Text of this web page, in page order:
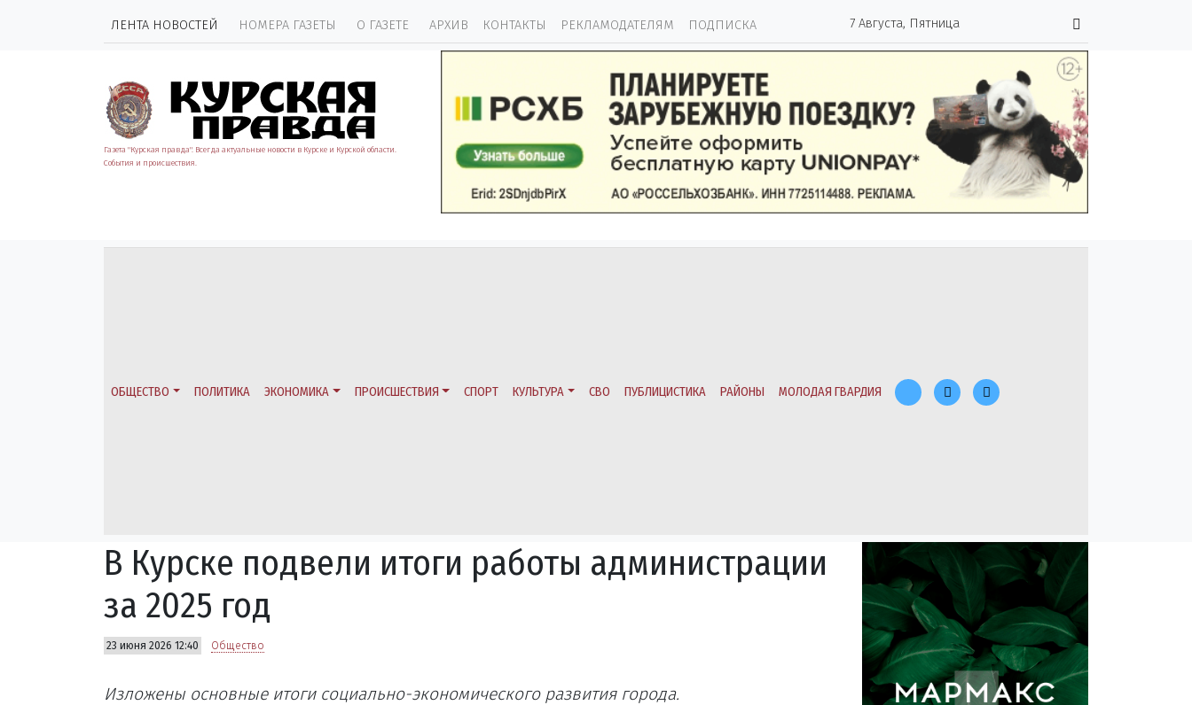
ЛЕНТА НОВОСТЕЙ НОМЕРА ГАЗЕТЫ О ГАЗЕТЕ АРХИВ КОНТАКТЫ РЕКЛАМОДАТЕЛЯМ ПОДПИСКА 7 Августа, Пятница
Газета "Курская правда". Всегда актуальные новости в Курске и Курской области.
События и происшествия.
ОБЩЕСТВО ПОЛИТИКА ЭКОНОМИКА ПРОИСШЕСТВИЯ СПОРТ КУЛЬТУРА СВО ПУБЛИЦИСТИКА РАЙОНЫ МОЛОДАЯ ГВАРДИЯ
В Курске подвели итоги работы администрации
за 2025 год
23 июня 2026 12:40 Общество
Изложены основные итоги социально-экономического развития города.